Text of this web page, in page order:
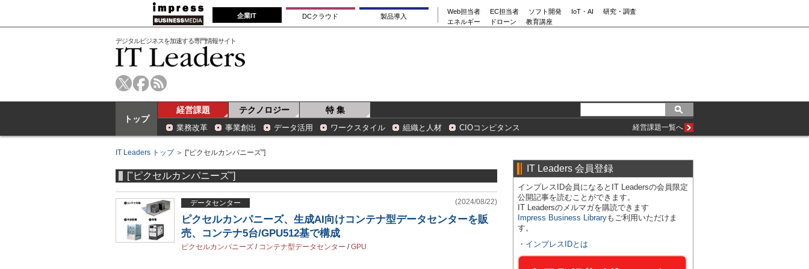
企業IT DCクラウド 製品導入
Web担当者 EC担当者 ソフト開発 IoT・AI
研究・調査
エネルギー
ドローン 教育講座
デジタルビジネスを加速する専門情報サイト
トップ
経営課題 テクノロジー 特 集
業務改革 事業創出 データ活用 ワークスタイル 組織と人材 CIOコンピタンス 経営課題一覧へ
IT Leaders トップ＞ ["ピクセルカンパニーズ"]
["ピクセルカンパニーズ"]
データセンター (2024/08/22)
ピクセルカンパニーズ、生成AI向けコンテナ型データセンターを販
売、コンテナ5台/GPU512基で構成
ピクセルカンパニーズ / コンテナ型データセンター /GPU
IT Leaders 会員登録
インプレスID会員になるとIT Leadersの会員限定
公開記事を読むことができます。
IT Leadersのメルマガを購読できます
Impress Business Libraryもご利用いただけま
す。
・ インプレスIDとは